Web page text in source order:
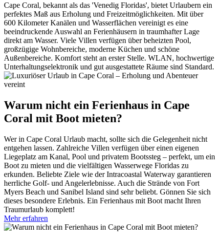
Cape Coral, bekannt als das 'Venedig Floridas', bietet Urlaubern ein
perfektes Maß aus Erholung und Freizeitmöglichkeiten. Mit über
600 Kilometer Kanälen und Wasserflächen vereinigt es eine
beeindruckende Auswahl an Ferienhäusern in traumhafter Lage
direkt am Wasser. Viele Villen verfügen über beheizten Pool,
großzügige Wohnbereiche, moderne Küchen und schöne
Außenbereiche. Komfort steht an erster Stelle. WLAN, hochwertige
Unterhaltungselektronik und gut ausgestattete Räume sind Standard.
Warum nicht ein Ferienhaus in Cape
Coral mit Boot mieten?
Wer in Cape Coral Urlaub macht, sollte sich die Gelegenheit nicht
entgehen lassen. Zahlreiche Villen verfügen über einen eigenen
Liegeplatz am Kanal, Pool und privatem Bootssteg – perfekt, um ein
Boot zu mieten und die vielfältigen Wasserwege Floridas zu
erkunden. Beliebte Ziele wie der Intracoastal Waterway garantieren
herrliche Golf- und Angelerlebnisse. Auch die Strände von Fort
Myers Beach und Sanibel Island sind sehr beliebt. Gönnen Sie sich
dieses besondere Erlebnis. Ein Ferienhaus mit Boot macht Ihren
Traumurlaub komplett!
Mehr erfahren